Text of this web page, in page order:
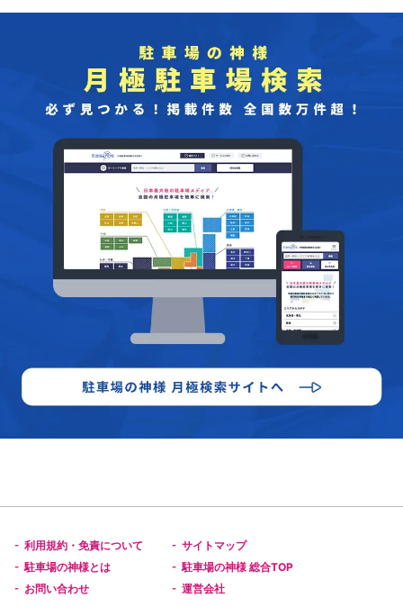
- 利用規約・免責について - サイトマップ
- 駐車場の神様とは - 駐車場の神様 総合TOP
- お問い合わせ - 運営会社